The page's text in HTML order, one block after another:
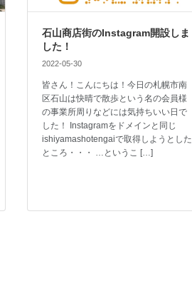
石山商店街のInstagram開設しま
した！
2022-05-30
皆さん！こんにちは！今日の札幌市南
区石山は快晴で散歩という名の会員様
の事業所周りなどには気持ちいい日で
した！ Instagramをドメインと同じ
ishiyamashotengaiで取得しようとした
ところ・・・ …というこ […]